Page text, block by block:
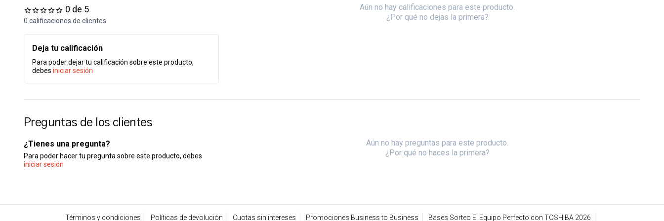
0 de 5
0 calificaciones de clientes
Deja tu calificación
Para poder dejar tu calificación sobre este producto,
debes iniciar sesión
Aún no hay calificaciones para este producto.
¿Por qué no dejas la primera?
Preguntas de los clientes
¿Tienes una pregunta?
Para poder hacer tu pregunta sobre este producto, debes
iniciar sesión
Aún no hay preguntas para este producto.
¿Por qué no haces la primera?
Términos y condiciones Políticas de devolución Cuotas sin intereses Promociones Business to Business Bases Sorteo El Equipo Perfecto con TOSHIBA 2026